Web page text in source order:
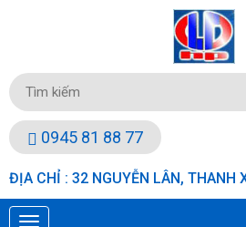
0945 81 88 77
ĐỊA CHỈ : 32 NGUYỄN LÂN, THANH